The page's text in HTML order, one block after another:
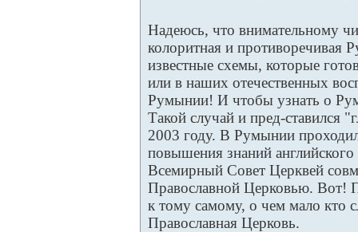
Надеюсь, что внимательному
колоритная и противоречивая
известные схемы, которые
или в наших отечественных
Румынии! И чтобы узнать о
Такой случай и пред-ставился
2003 году. В Румынии
повышения знаний
Всемирный Совет Церквей
Православной Церковью. Вот!
к тому самому, о чем мало кто
Православная Церковь.